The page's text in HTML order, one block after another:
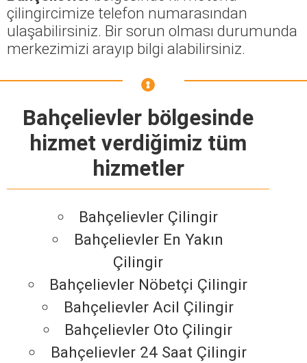
çilingircimize telefon numarasından
ulaşabilirsiniz. Bir sorun olması durumunda
merkezimizi arayıp bilgi alabilirsiniz.
Bahçelievler bölgesinde
hizmet verdiğimiz tüm
hizmetler
Bahçelievler Çilingir
Bahçelievler En Yakın
Çilingir
Bahçelievler Nöbetçi Çilingir
Bahçelievler Acil Çilingir
Bahçelievler Oto Çilingir
Bahçelievler 24 Saat Çilingir